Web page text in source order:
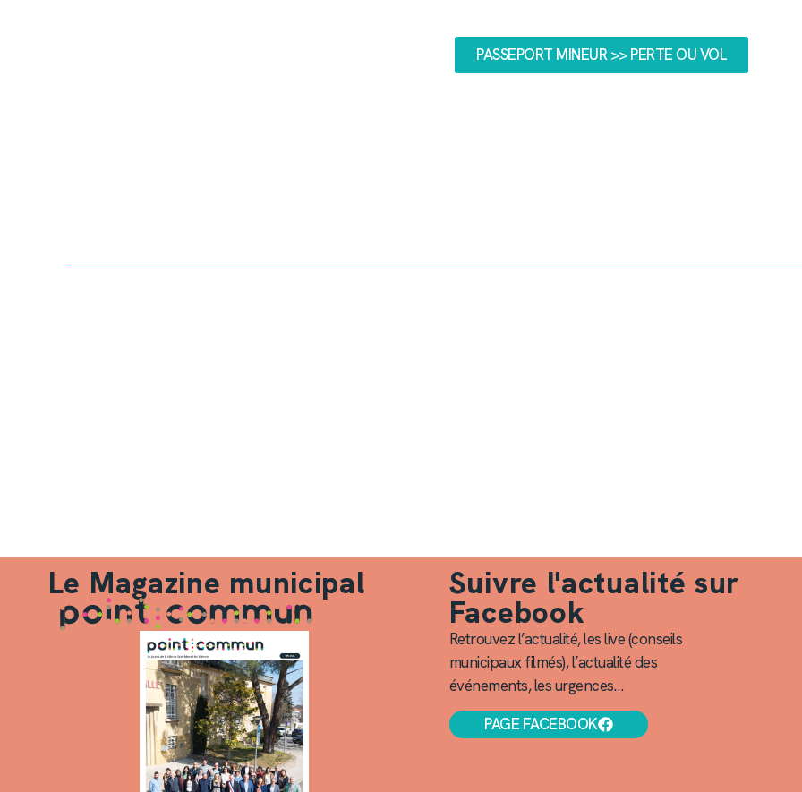
PASSEPORT MINEUR >> PERTE OU VOL
Le Magazine municipal Suivre l'actualité sur
Facebook
Retrouvez l’actualité, les live (conseils
municipaux filmés), l’actualité des
événements, les urgences…
PAGE FACEBOOK